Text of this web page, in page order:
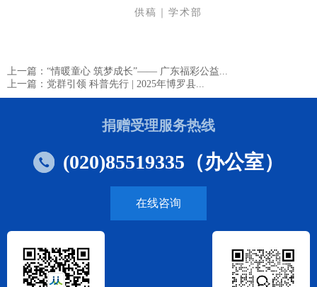
供稿｜学术部
上一篇：“情暖童心 筑梦成长”—— 广东福彩公益...
上一篇：党群引领 科普先行 | 2025年博罗县...
捐赠受理服务热线
(020)85519335（办公室）
在线咨询